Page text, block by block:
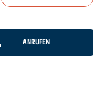
ANRUFEN